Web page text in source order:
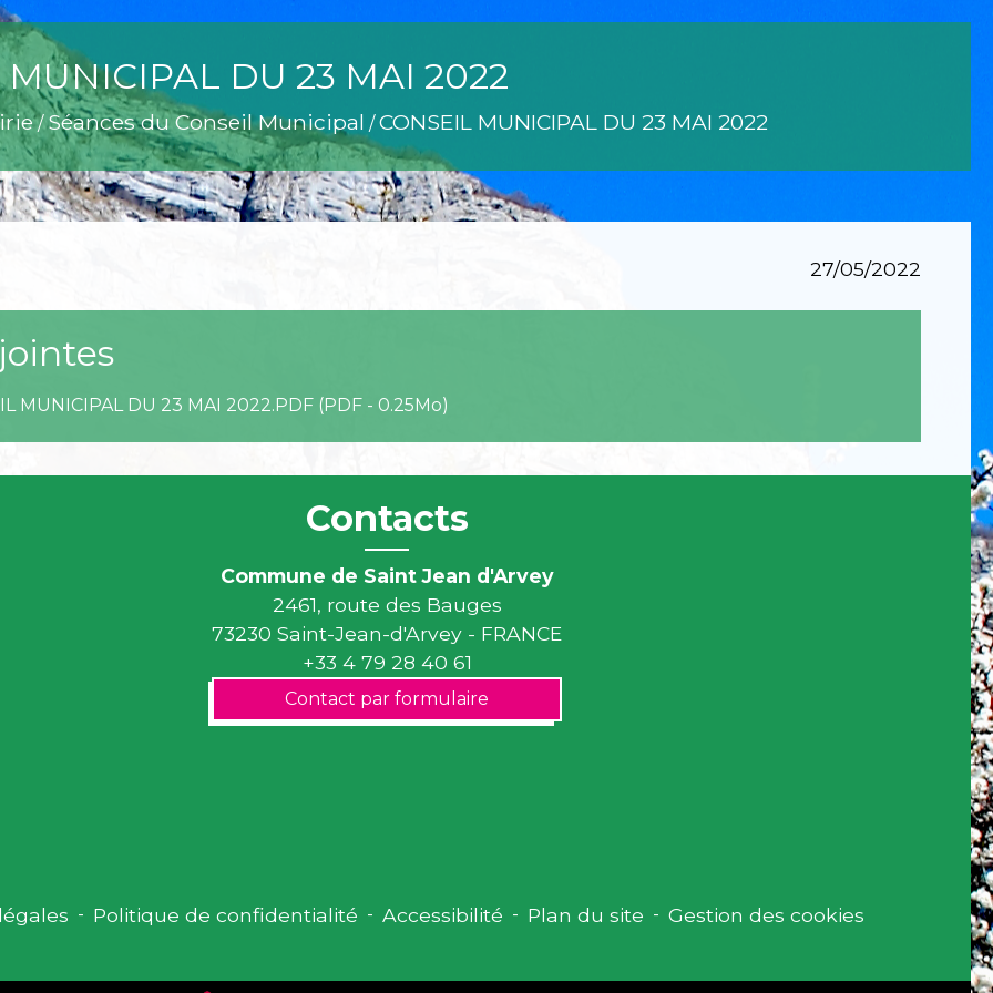
MUNICIPAL DU 23 MAI 2022
/Séances du Conseil Municipal /CONSEIL MUNICIPAL DU 23 MAI 2022
27/05/2022
MUNICIPAL DU 23 MAI 2022.PDF (PDF - 0.25Mo)
Contacts
Commune de Saint Jean d'Arvey
2461, route des Bauges
73230 Saint-Jean-d'Arvey - FRANCE
+33 4 79 28 40 61
Contact par formulaire
- Politique de confidentialité - Accessibilité - Plan du site - Gestion des cookies